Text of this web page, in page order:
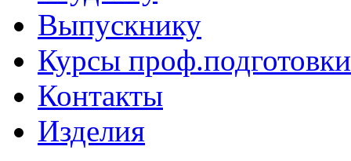
Выпускнику
Курсы проф.подготовки
Контакты
Изделия